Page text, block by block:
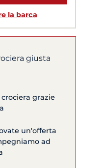
la barca
giusta
grazie
un'offerta
ad